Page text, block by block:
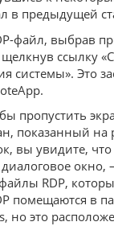
в предыдущей
файл, выбрав
ссылку
системы». Это
пропустить
показанный на
вы увидите,
окно,
RDP,
помещаются в
но это